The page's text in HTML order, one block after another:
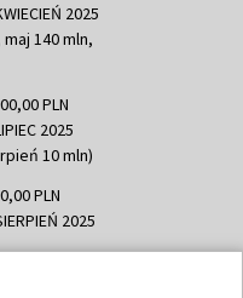
2025
140 mln,
PLN
2025
10 mln)
PLN
2025
PLN